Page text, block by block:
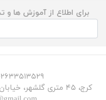
برای اطلاع از آموزش ها و
۰۲۶۳۳۵۱۳۵۲۹ -
کرج، ۴۵ متری گلشهر، خیابان کوکب شرقی، عکس و فیلم مکث